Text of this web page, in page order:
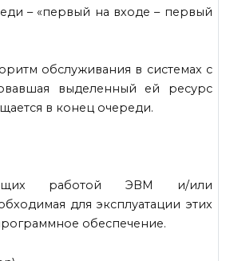
– «первый на входе – первый
обслуживания в системах с
выделенный ей ресурс
в конец очереди.
работой ЭВМ и/или
для эксплуатации этих
обеспечение.